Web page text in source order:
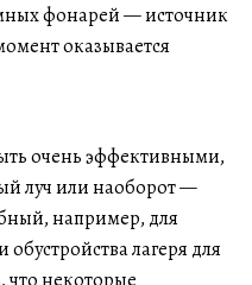
фонарей — источник
оказывается
очень эффективными,
луч или наоборот —
например, для
лагеря для